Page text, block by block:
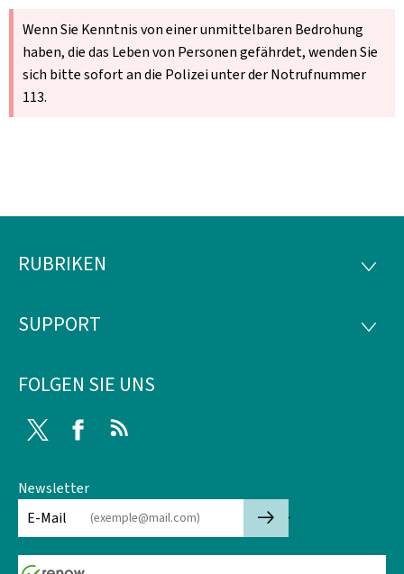
Wenn Sie Kenntnis von einer unmittelbaren Bedrohung
haben, die das Leben von Personen gefährdet, wenden Sie
sich bitte sofort an die Polizei unter der Notrufnummer
113.
Footer
RUBRIKEN
SUPPORT
FOLGEN SIE UNS
Twitter Facebook
Newsletter
E-Mail
🡒